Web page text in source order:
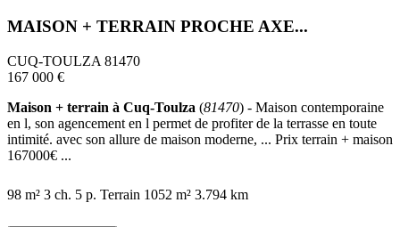
MAISON + TERRAIN PROCHE AXE...
CUQ-TOULZA 81470
167 000 €
Maison + terrain à Cuq-Toulza (81470) - Maison contemporaine
en l, son agencement en l permet de profiter de la terrasse en toute
intimité. avec son allure de maison moderne, ... Prix terrain + maison
167000€ ...
98 m² 3 ch. 5 p. Terrain 1052 m² 3.794 km